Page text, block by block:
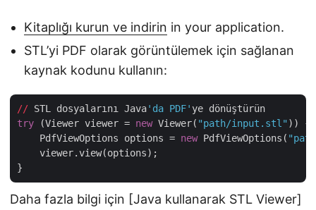
Kitaplığı kurun ve indirin in your application.
STL’yi PDF olarak görüntülemek için sağlanan
kaynak kodunu kullanın:
// STL dosyalarını Java'da PDF'
try (Viewer viewer = new Viewer( "path/input.stl" )) {
    PdfViewOptions options =
new PdfViewOptions(
    viewer.view(options);
Daha fazla bilgi için [Java kullanarak STL Viewer]